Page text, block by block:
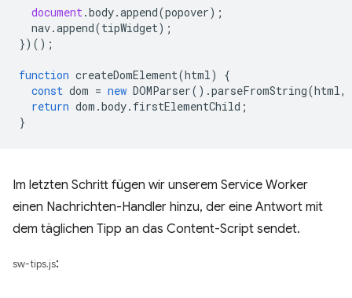
document.body.append(popover);
nav.append(tipWidget);
})();
function createDomElement(html)
{
const dom = new DOMParser().parseFromString(html,
return dom .body. firstElementChild ;
}
Im letzten Schritt fügen wir unserem Service Worker
einen Nachrichten-Handler hinzu, der eine Antwort mit
dem täglichen Tipp an das Content-Script sendet.
sw-tips.js: